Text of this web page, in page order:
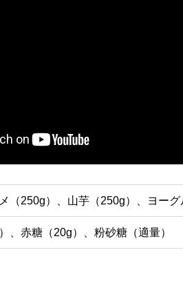
（250g）、山芋（250g）、ヨー
、赤糖（20g）、粉砂糖（適量）